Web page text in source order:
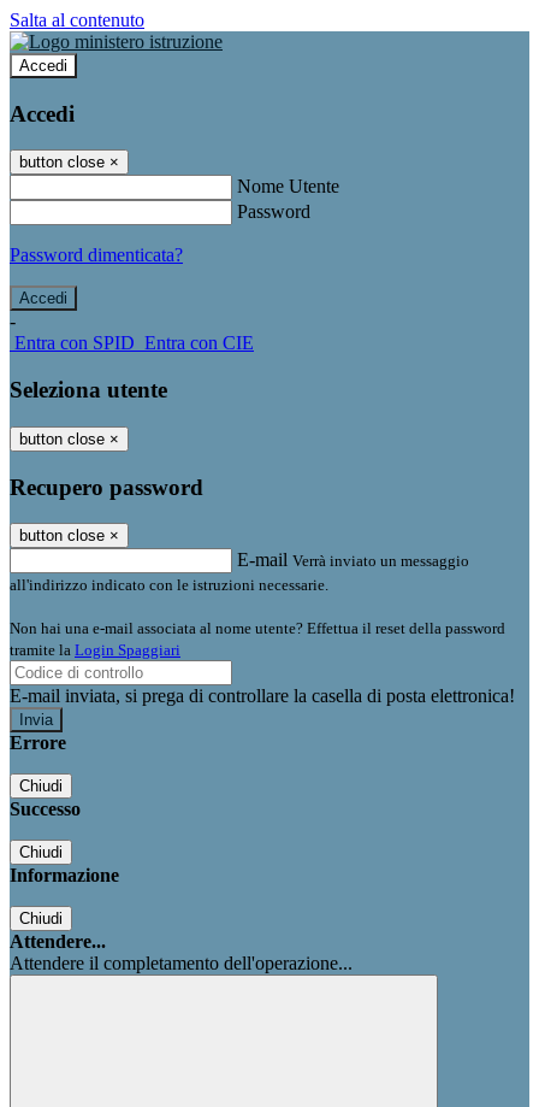
Salta al contenuto
Accedi
Accedi
button close ×
Nome Utente
Password
Password dimenticata?
-
Entra con SPID Entra con CIE
Seleziona utente
button close ×
Recupero password
button close ×
E-mail Verrà inviato un messaggio
all'indirizzo indicato con le istruzioni necessarie.
Non hai una e-mail associata al nome utente? Effettua il reset della password
tramite la Login Spaggiari
E-mail inviata, si prega di controllare la casella di posta elettronica!
Errore
Chiudi
Successo
Chiudi
Informazione
Chiudi
Attendere...
Attendere il completamento dell'operazione...